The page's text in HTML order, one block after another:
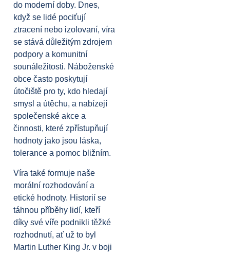
do moderní doby. Dnes,
když se lidé pociťují
ztracení nebo izolovaní, víra
se stává důležitým zdrojem
podpory a komunitní
sounáležitosti. Náboženské
obce často poskytují
útočiště pro ty, kdo hledají
smysl a útěchu, a nabízejí
společenské akce a
činnosti, které zpřístupňují
hodnoty jako jsou láska,
tolerance a pomoc bližním.
Víra také formuje naše
morální rozhodování a
etické hodnoty. Historií se
táhnou příběhy lidí, kteří
díky své víře podnikli těžké
rozhodnutí, ať už to byl
Martin Luther King Jr. v boji